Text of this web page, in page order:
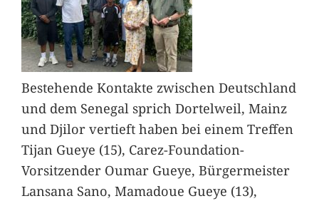
Bestehende Kontakte zwischen Deutschland
und dem Senegal sprich Dortelweil, Mainz
und Djilor vertieft haben bei einem Treffen
Tijan Gueye (15), Carez-Foundation-
Vorsitzender Oumar Gueye, Bürgermeister
Lansana Sano, Mamadoue Gueye (13),